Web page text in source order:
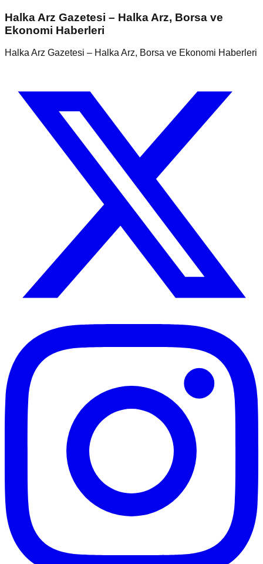
Halka Arz Gazetesi – Halka Arz, Borsa ve
Ekonomi Haberleri
Halka Arz Gazetesi – Halka Arz, Borsa ve Ekonomi Haberleri